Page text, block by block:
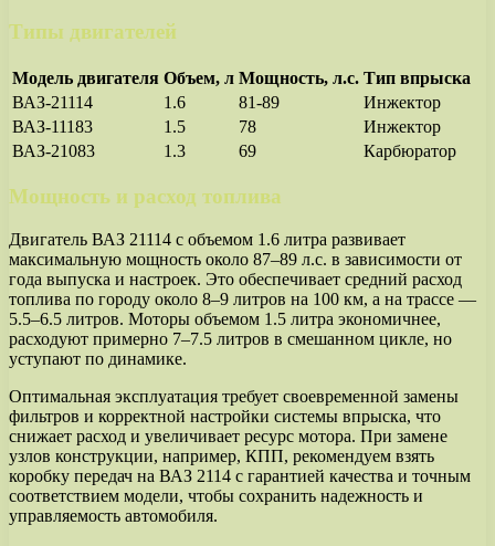
Типы двигателей
Модель двигателя Объем, л Мощность, л.с. Тип впрыска
ВАЗ-21114
1.6 81-89
Инжектор
ВАЗ-11183
1.5 78
Инжектор
ВАЗ-21083
1.3 69 Карбюратор
Мощность и расход топлива
Двигатель ВАЗ 21114 с объемом 1.6 литра развивает
максимальную мощность около 87–89 л.с. в зависимости от
года выпуска и настроек. Это обеспечивает средний расход
топлива по городу около 8–9 литров на 100 км, а на трассе —
5.5–6.5 литров. Моторы объемом 1.5 литра экономичнее,
расходуют примерно 7–7.5 литров в смешанном цикле, но
уступают по динамике.
Оптимальная эксплуатация требует своевременной замены
фильтров и корректной настройки системы впрыска, что
снижает расход и увеличивает ресурс мотора. При замене
узлов конструкции, например, КПП, рекомендуем взять
коробку передач на ВАЗ 2114 с гарантией качества и точным
соответствием модели, чтобы сохранить надежность и
управляемость автомобиля.